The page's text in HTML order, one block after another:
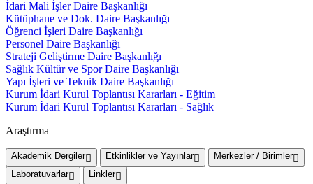
İdari Mali İşler Daire Başkanlığı
Kütüphane ve Dok. Daire Başkanlığı
Öğrenci İşleri Daire Başkanlığı
Personel Daire Başkanlığı
Strateji Geliştirme Daire Başkanlığı
Sağlık Kültür ve Spor Daire Başkanlığı
Yapı İşleri ve Teknik Daire Başkanlığı
Kurum İdari Kurul Toplantısı Kararları - Eğitim
Kurum İdari Kurul Toplantısı Kararları - Sağlık
Araştırma
Akademik Dergiler Etkinlikler ve Yayınlar
Merkezler / Birimler
Laboratuvarlar
Linkler